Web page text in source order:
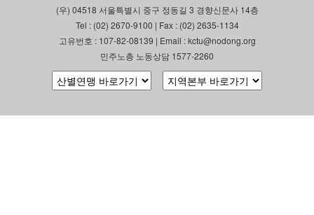
(우) 04518 서울특별시 중구 정동길 3 경향신문사 14층
Tel : (02) 2670-9100 | Fax : (02) 2635-1134
고유번호 : 107-82-08139 | Email : kctu@nodong.org
민주노총 노동상담 1577-2260